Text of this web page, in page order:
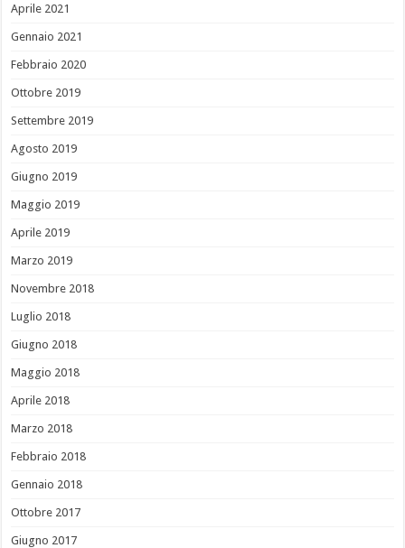
Aprile 2021
Gennaio 2021
Febbraio 2020
Ottobre 2019
Settembre 2019
Agosto 2019
Giugno 2019
Maggio 2019
Aprile 2019
Marzo 2019
Novembre 2018
Luglio 2018
Giugno 2018
Maggio 2018
Aprile 2018
Marzo 2018
Febbraio 2018
Gennaio 2018
Ottobre 2017
Giugno 2017